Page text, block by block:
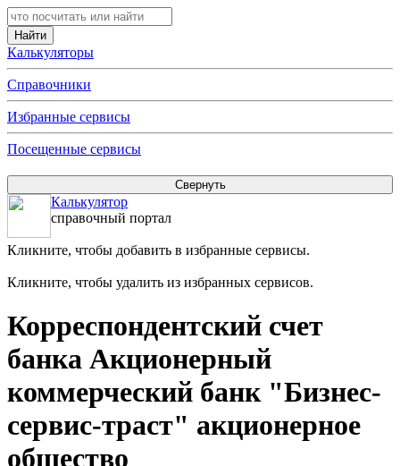
Калькуляторы
Справочники
Избранные сервисы
Посещенные сервисы
Калькулятор
справочный портал
Кликните, чтобы добавить в избранные сервисы.
Кликните, чтобы удалить из избранных сервисов.
Корреспондентский счет
банка Акционерный
коммерческий банк "Бизнес-
сервис-траст" акционерное
общество